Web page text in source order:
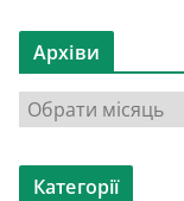
Архіви
р
х
Категорії